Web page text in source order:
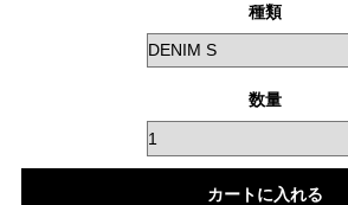
種類
数量
カートに入れる